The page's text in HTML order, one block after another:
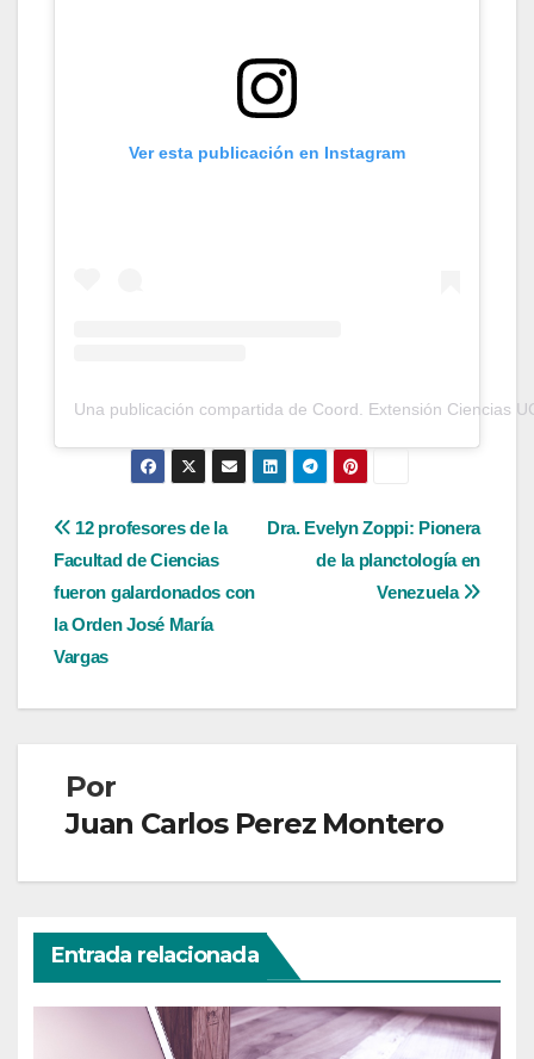
Ver esta publicación en Instagram
Una publicación compartida de Coord. Extensión Ciencias
Navegación
de
entradas
Dra. Evelyn Zoppi: Pionera
de la planctología en
Venezuela
12 profesores de la
Facultad de Ciencias
fueron galardonados con
la Orden José María
Vargas
Por
Juan Carlos Perez Montero
Entrada relacionada